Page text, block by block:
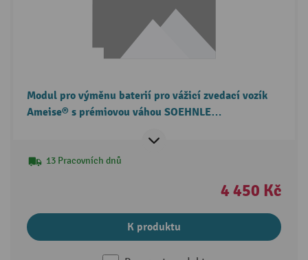
Modul pro výměnu baterií pro vážicí zvedací vozík
Ameise® s prémiovou váhou SOEHNLE
13 Pracovních dnů
4 450 Kč
K produktu